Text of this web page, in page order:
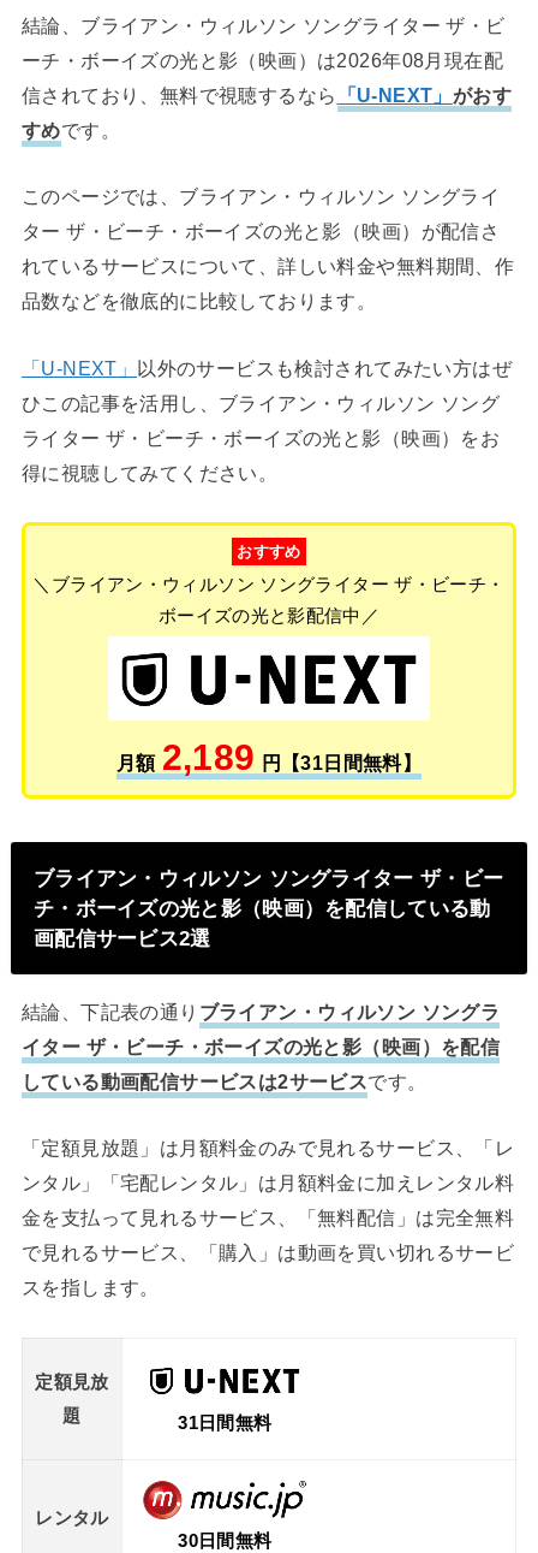
結論、ブライアン・ウィルソン ソングライター ザ・ビ
ーチ・ボーイズの光と影（映画）は2026年08月現在配
信されており、無料で視聴するなら
「U-NEXT」 がおす
すめです。
このページでは、ブライアン・ウィルソン ソングライ
ター ザ・ビーチ・ボーイズの光と影（映画）が配信さ
れているサービスについて、詳しい料金や無料期間、作
品数などを徹底的に比較しております。
「U-NEXT」 以外のサービスも検討されてみたい方はぜ
ひこの記事を活用し、ブライアン・ウィルソン ソング
ライター ザ・ビーチ・ボーイズの光と影（映画）をお
得に視聴してみてください。
おすすめ
＼ブライアン・ウィルソン ソングライター ザ・ビーチ・
ボーイズの光と影配信中／
月額 2,189 円【31日間無料】
ブライアン・ウィルソン ソングライター ザ・ビー
チ・ボーイズの光と影（映画）を配信している動
画配信サービス2選
結論、下記表の通り ブライアン・ウィルソン ソングラ
イター ザ・ビーチ・ボーイズの光と影（映画）を配信
している動画配信サービスは2サービスです。
「定額見放題」は月額料金のみで見れるサービス、「レ
ンタル」「宅配レンタル」は月額料金に加えレンタル料
金を支払って見れるサービス、「無料配信」は完全無料
で見れるサービス、「購入」は動画を買い切れるサービ
スを指します。
定額見放
題
31日間無料
レンタル
30日間無料